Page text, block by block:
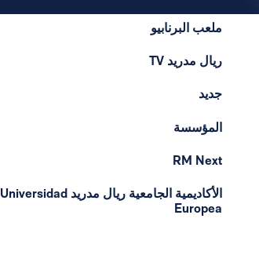
ملعب البرنابيو
ريال مدريد TV
جديد
المؤسسة
RM Next
الأكاديمية الجامعية ريال مدريد Universidad
Europea